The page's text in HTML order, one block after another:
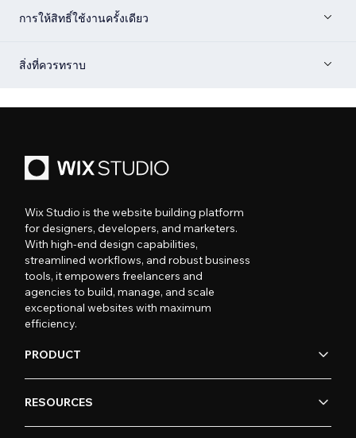
การให้สิทธิ์ใช้งานครั้งเดียว
สิ่งที่ควรทราบ
Wix Studio is the website building platform
for designers, developers, and marketers.
With high-end design capabilities,
streamlined workflows, and robust business
tools, it empowers freelancers and
agencies to build, manage, and scale
exceptional websites with maximum
efficiency.
PRODUCT
RESOURCES